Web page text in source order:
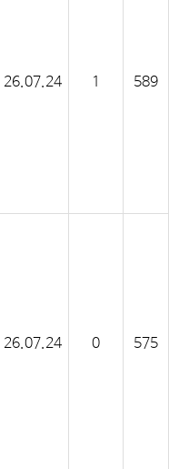
26.07.24 1 589
26.07.24 0 575